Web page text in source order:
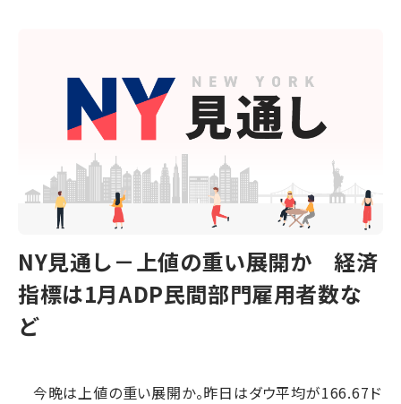
NY見通し－上値の重い展開か 経済
指標は1月ADP民間部門雇用者数な
ど
今晩は上値の重い展開か。昨日はダウ平均が166.67ド